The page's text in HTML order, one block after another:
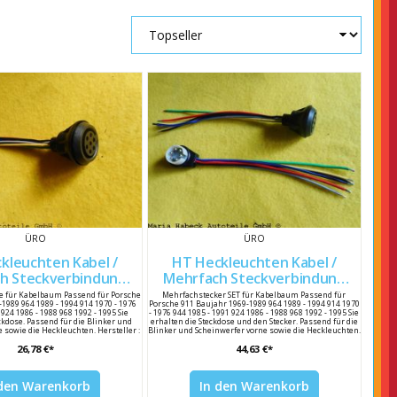
ÜRO
Kabel /
Steckverbindung
STECKDOSE 901 612 330 00
für Kabelbaum Passend für Porsche
964 1989 - 1994 914 1970 - 1976
1986 - 1988 968 1992 - 1995 Sie
Passend für die Blinker und
sowie die Heckleuchten. Hersteller :
901 612 330 00
26,78 €*
Warenkorb
ÜRO
HT Heckleuchten Kabel /
Mehrfach Steckverbindung
SET 911 / 930 90161233000
Mehrfachstecker SET für Kabelbaum Passend für
Porsche 911 Baujahr 1969-1989 964 1989 - 1994 914 1970
- 1976 944 1985 - 1991 924 1986 - 1988 968 1992 - 1995 Sie
erhalten die Steckdose und den Stecker. Passend für die
Blinker und Scheinwerfer vorne sowie die Heckleuchten.
Porsche Vergleichsnummer 901 612 330 00
44,63 €*
In den Warenkorb